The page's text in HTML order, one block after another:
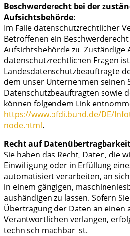
Beschwerderecht bei der
Aufsichtsbehörde:
Im Falle datenschutzrechtlicher
Betroffenen ein
Aufsichtsbehörde zu. Zuständige
datenschutzrechtlichen Fragen
Landesdatenschutzbeauftragte
dem unser Unternehmen seinen
Datenschutzbeauftragten sowie
können folgendem Link
https://www.bfdi.bund.de/DE/
node.html.
Recht auf Datenübertragbarkeit
Sie haben das Recht, Daten, die
Einwilligung oder in Erfüllung
automatisiert verarbeiten, an
in einem gängigen,
aushändigen zu lassen. Sofern
Übertragung der Daten an einen
Verantwortlichen verlangen,
technisch machbar ist.